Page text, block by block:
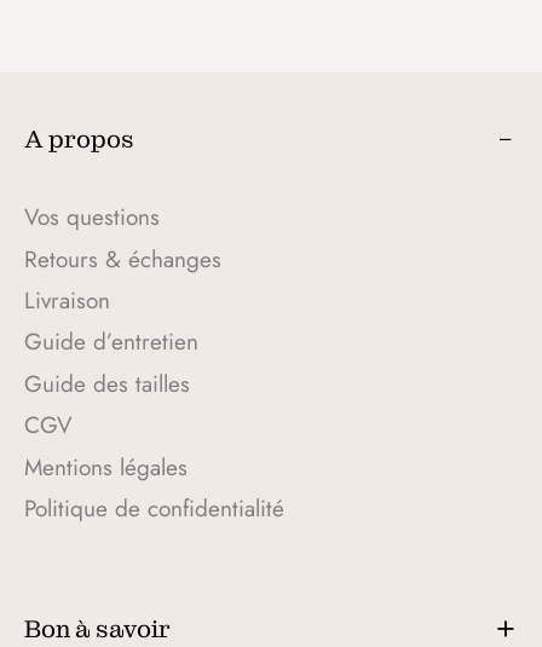
A propos
Vos questions
Retours & échanges
Livraison
Guide d’entretien
Guide des tailles
CGV
Mentions légales
Politique de confidentialité
Bon à savoir